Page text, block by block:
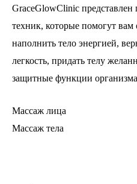
GraceGlowClinic
техник, которые помогут вам
наполнить тело энергией,
легкость, придать телу
защитные функции
Массаж лица
Массаж тела